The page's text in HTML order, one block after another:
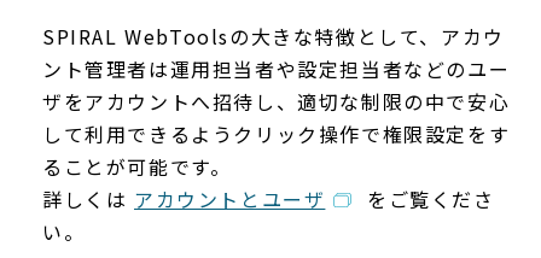
SPIRAL WebToolsの大きな特徴として、アカウ
ント管理者は運用担当者や設定担当者などのユー
ザをアカウントへ招待し、適切な制限の中で安心
して利用できるようクリック操作で権限設定をす
ることが可能です。
詳しくは アカウントとユーザ
をご覧くださ
い。